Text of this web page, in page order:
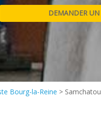
Bourg-la-Reine >